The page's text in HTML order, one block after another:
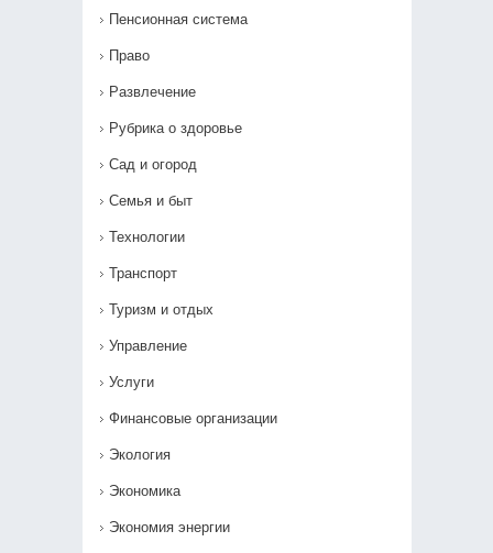
Пенсионная система
Право
Развлечение
Рубрика о здоровье
Сад и огород
Семья и быт
Технологии
Транспорт
Туризм и отдых
Управление
Услуги
Финансовые организации
Экология
Экономика
Экономия энергии